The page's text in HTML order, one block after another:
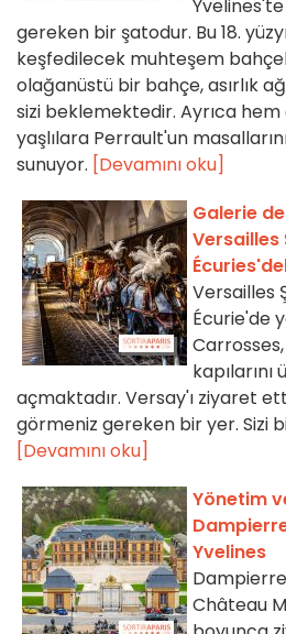
gereken bir şatodur. Bu 18.
keşfedilecek muhteşem
olağanüstü bir bahçe, asırlık
sizi beklemektedir. Ayrıca
yaşlılara Perrault'un
sunuyor. [Devamını oku]
Galerie
Versailles
Versailles
Écurie'de
açmaktadır. Versay'ı ziyaret
görmeniz gereken bir yer. Sizi
[Devamını oku]
Yönetim
Yvelines
Château